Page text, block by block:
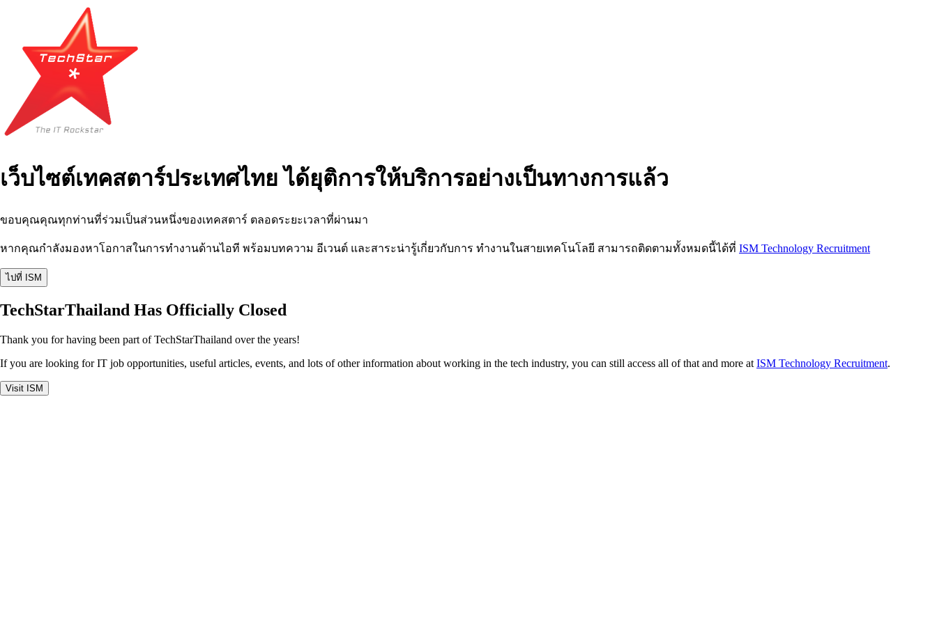
เว็บไซต์เทคสตาร์ประเทศไทย ได้ยุติการให้บริการอย่างเป็นทางการแล้ว
ขอบคุณคุณทุกท่านที่ร่วมเป็นส่วนหนึ่งของเทคสตาร์ ตลอดระยะเวลาที่ผ่านมา
หากคุณกำลังมองหาโอกาสในการทำงานด้านไอที พร้อมบทความ อีเวนต์ และสาระน่ารู้เกี่ยวกับการ ทำงานในสายเทคโนโลยี สามารถติดตามทั้งหมดนี้ได้ที่ ISM Technology Recruitment
ไปที่ ISM
TechStarThailand Has Officially Closed
Thank you for having been part of TechStarThailand over the years!
If you are looking for IT job opportunities, useful articles, events, and lots of other information about working in the tech industry, you can still access all of that and more at ISM Technology Recruitment.
Visit ISM